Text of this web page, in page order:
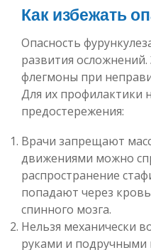
Как избежать
Опасность
развития
флегмоны при
Для их
предостережения:
Врачи запрещают
движениями можно
распространение
попадают через
спинного мозга.
Нельзя механически
руками и подручными